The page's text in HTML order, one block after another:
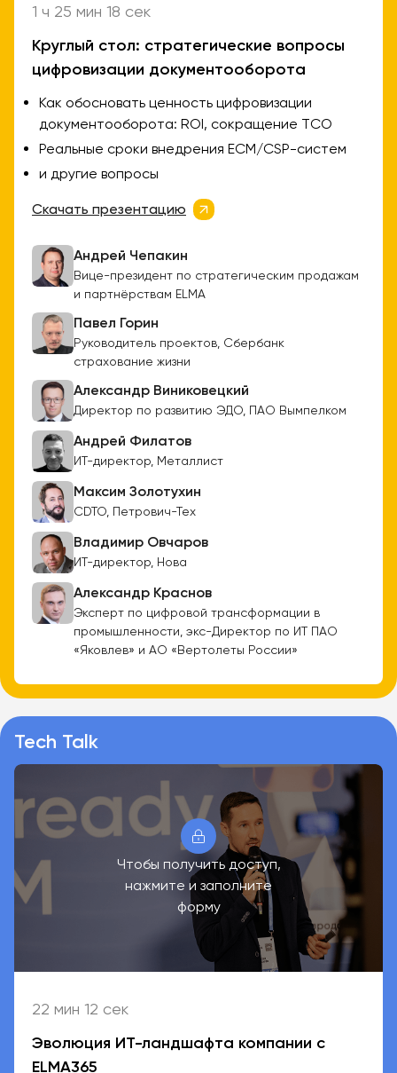
1 ч 25 мин 18 сек
Круглый стол: стратегические вопросы
цифровизации документооборота
Как обосновать ценность цифровизации
документооборота: ROI, сокращение ТCO
Реальные сроки внедрения ECM/CSP-систем
и другие вопросы
Скачать презентацию
Андрей Чепакин
Вице-президент по стратегическим продажам
и партнёрствам ELMA
Павел Горин
Руководитель проектов, Сбербанк
страхование жизни
Александр Виниковецкий
Директор по развитию ЭДО, ПАО Вымпелком
Андрей Филатов
ИТ-директор, Металлист
Максим Золотухин
CDTO, Петрович-Тех
Владимир Овчаров
ИТ-директор, Нова
Александр Краснов
Эксперт по цифровой трансформации в
промышленности, экс-Директор по ИТ ПАО
«Яковлев» и АО «Вертолеты России»
Tech Talk
Чтобы получить доступ,
нажмите и заполните
форму
22 мин 12 сек
Эволюция ИТ-ландшафта компании с
ELMA365